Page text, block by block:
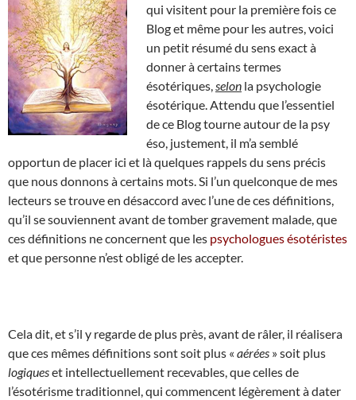
qui visitent pour la première fois ce
Blog et même pour les autres, voici
un petit résumé du sens exact à
donner à certains termes
ésotériques, selon la psychologie
ésotérique. Attendu que l’essentiel
de ce Blog tourne autour de la psy
éso, justement, il m’a semblé
opportun de placer ici et là quelques rappels du sens précis
que nous donnons à certains mots. Si l’un quelconque de mes
lecteurs se trouve en désaccord avec l’une de ces définitions,
qu’il se souviennent avant de tomber gravement malade, que
ces définitions ne concernent que les psychologues ésotéristes
et que personne n’est obligé de les accepter.
Cela dit, et s’il y regarde de plus près, avant de râler, il réalisera
que ces mêmes définitions sont soit plus « aérées » soit plus
logiqueset intellectuellement recevables, que celles de
l’ésotérisme traditionnel, qui commencent légèrement à dater